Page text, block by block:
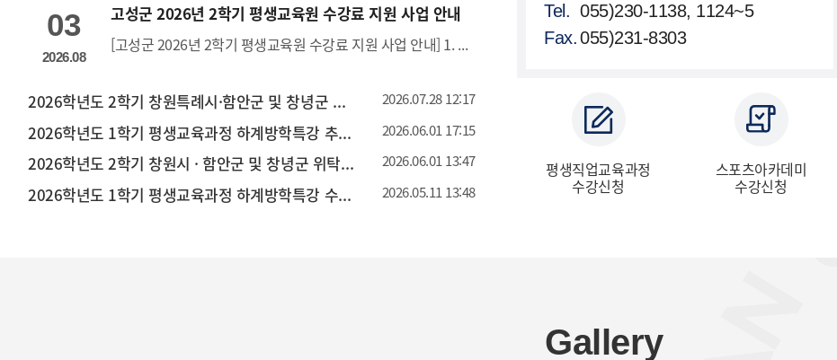
03
2026.08
고성군 2026년 2학기 평생교육원 수강료 지원 사업 안내
[고성군 2026년 2학기 평생교육원 수강료 지원 사업 안내] 1. 신청기간: 2026.09.01.(화) ~ 09.30.(수) 2. 선정결과: 2026.10월 중 개별 통보 예정 <p style="letter-spacing:
2026학년도 2학기 창원특례시·함안군 및 창녕군 위탁 평생교육과정 수강신청 안내 2026.07.28 12:17
2026학년도 1학기 평생교육과정 하계방학특강 추가 접수 안내 2026.06.01 17:15
2026학년도 2학기 창원시 · 함안군 및 창녕군 위탁 평생교육과정 신규강좌 개설 제안 공모 안내 2026.06.01 13:47
2026학년도 1학기 평생교육과정 하계방학특강 수강신청 안내 2026.05.11 13:48
Tel. 055)230-1138, 1124~5
Fax.055)231-8303
평생직업교육과정
수강신청
스포츠아카데미
수강신청
월 20일~말일
1일부터 이용)
스장에 방문하신 후, 결제 및
크 등록
1126
접수방법 온라인접수 또는 방문접수
* 강좌별 운영기간 상이
문의전화 055) 230-1138, 1139
(점심시간 12:00 ~ 13:00)
문의 055)230-1138
Gallery